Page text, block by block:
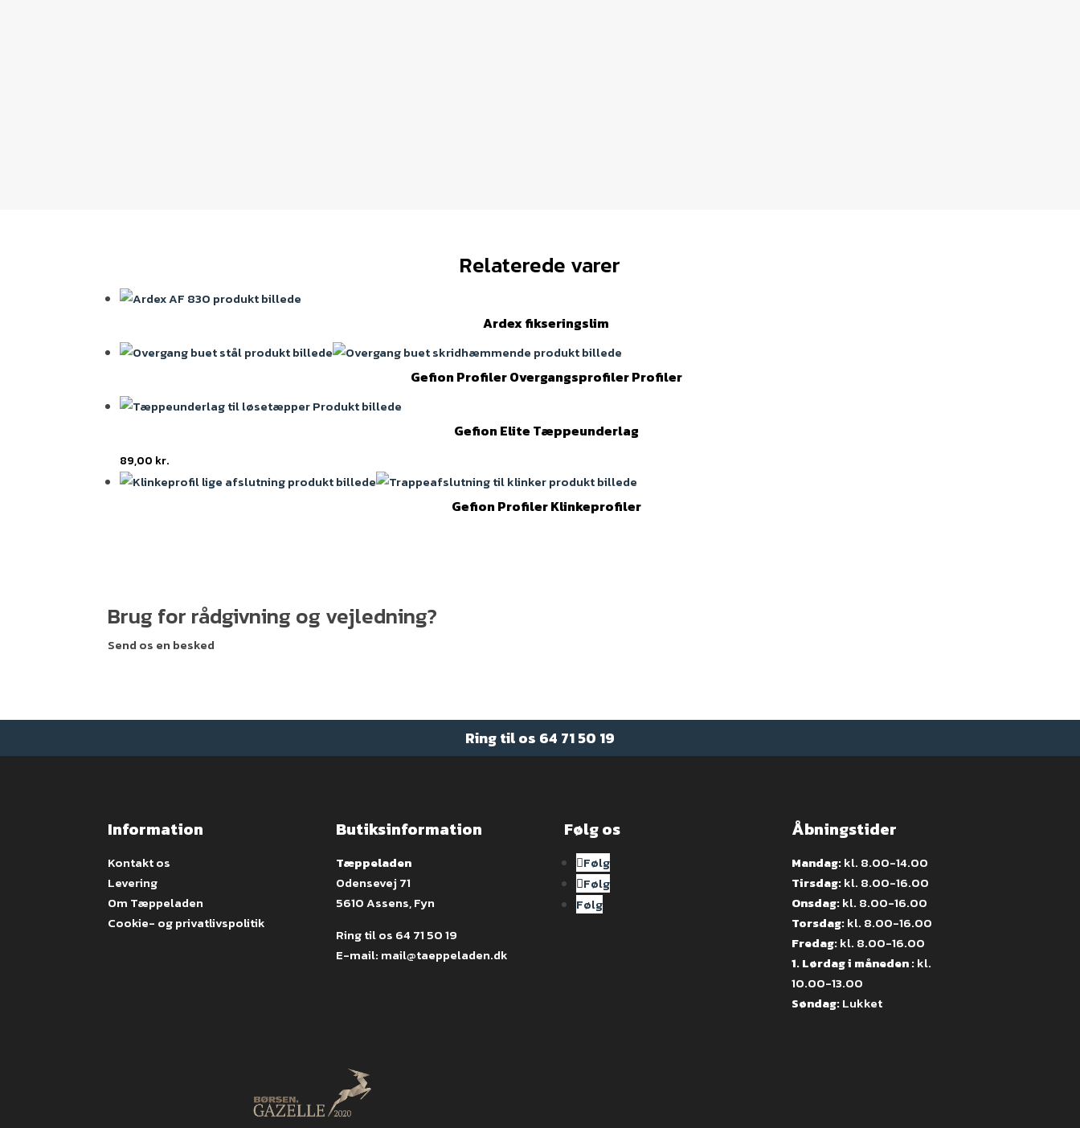
Relaterede varer
Ardex fikseringslim
Gefion Profiler Overgangsprofiler Profiler
Gefion Elite Tæppeunderlag
89,00 kr.
Gefion Profiler Klinkeprofiler
Brug for rådgivning og vejledning?
Send os en besked
Ring til os 64 71 50 19
Information
Kontakt os
Levering
Om Tæppeladen
Cookie- og privatlivspolitik
Butiksinformation
Tæppeladen
Odensevej 71
5610 Assens, Fyn
Ring til os 64 71 50 19
E-mail: mail@taeppeladen.dk
Følg os
Følg
Følg
Følg
Åbningstider
Mandag:kl. 8.00-14.00
Tirsdag:kl. 8.00-16.00
Onsdag:kl. 8.00-16.00
Torsdag:kl. 8.00-16.00
Fredag:kl. 8.00-16.00
1. Lørdag i måneden :kl.
10.00-13.00
Søndag:Lukket